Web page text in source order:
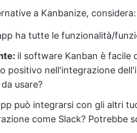
a Kanbanize, considera:
ha tutte le funzionalità/
il software Kanban è facile
positivo nell'integrazione
usare?
può integrarsi con gli altri
come Slack? Potrebbe